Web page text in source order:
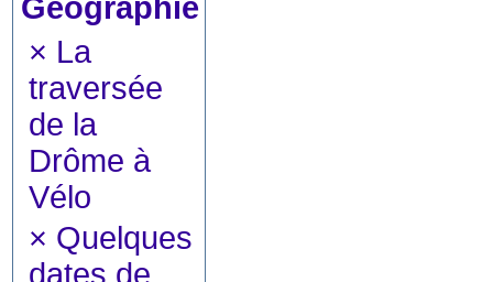
Géographie
× La
traversée
de la
Drôme à
Vélo
× Quelques
dates de